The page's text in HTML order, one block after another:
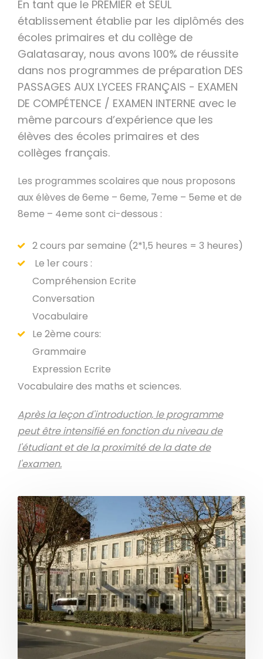
En tant que le PREMIER et SEUL
établissement établie par les diplômés des
écoles primaires et du collège de
Galatasaray, nous avons 100% de réussite
dans nos programmes de préparation DES
PASSAGES AUX LYCEES FRANÇAIS - EXAMEN
DE COMPÉTENCE / EXAMEN INTERNE avec le
même parcours d’expérience que les
élèves des écoles primaires et des
collèges français.
Les programmes scolaires que nous proposons
aux élèves de 6eme – 6eme, 7eme – 5eme et de
8eme – 4eme sont ci-dessous :
2 cours par semaine (2*1,5 heures = 3 heures)
Le 1er cours :
Compréhension Ecrite
Conversation
Vocabulaire
Le 2ème cours:
Grammaire
Expression Ecrite
Vocabulaire des maths et sciences.
Après la leçon d'introduction, le programme
peut être intensifié en fonction du niveau de
l'étudiant et de la proximité de la date de
l'examen.